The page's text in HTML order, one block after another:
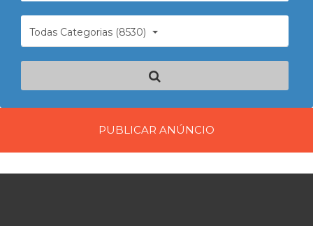
Todas Categorias (8530)
PUBLICAR ANÚNCIO